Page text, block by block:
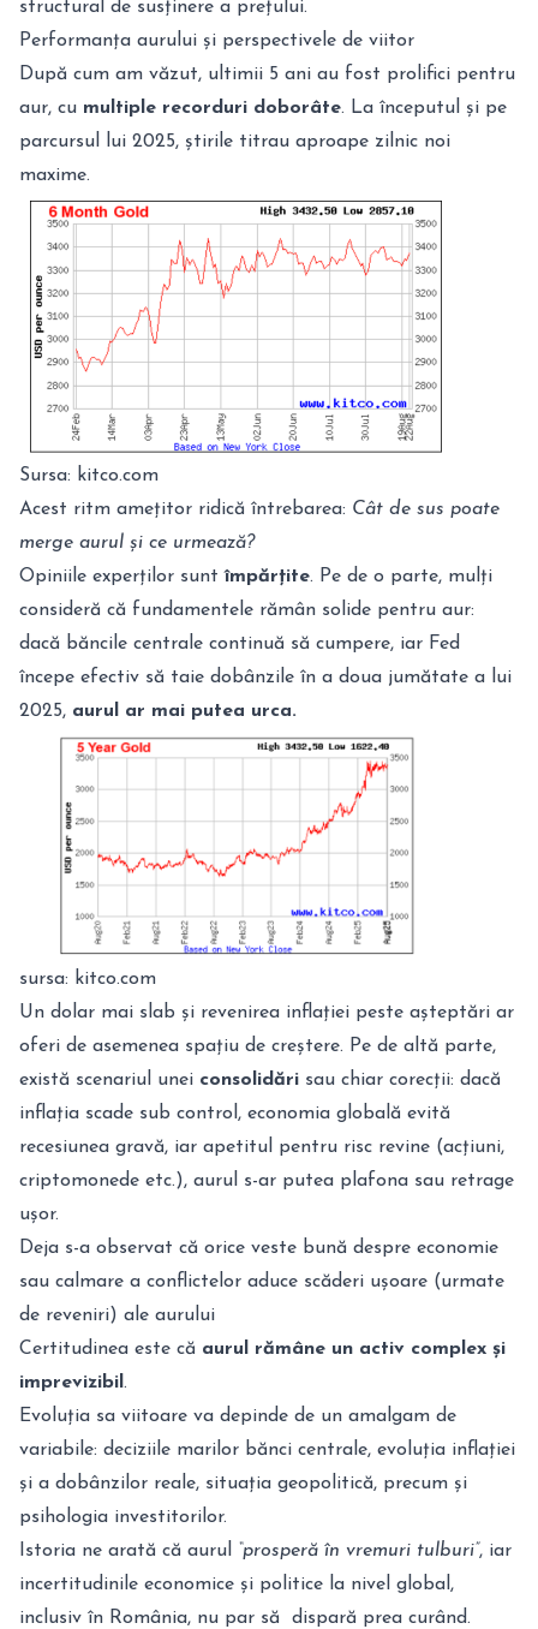
structural de susținere a prețului.
Performanța aurului și perspectivele de viitor
După cum am văzut, ultimii 5 ani au fost prolifici pentru
aur, cu multiple recorduri doborâte. La începutul și pe
parcursul lui 2025, știrile titrau aproape zilnic noi
maxime.
Sursa: kitco.com
Acest ritm amețitor ridică întrebarea: Cât de sus poate
merge aurul și ce urmează?
Opiniile experților suntîmpărțite. Pe de o parte, mulți
consideră că fundamentele rămân solide pentru aur:
dacă băncile centrale continuă să cumpere, iar Fed
începe efectiv să taie dobânzile în a doua jumătate a lui
2025, aurul ar mai putea urca.
sursa: kitco.com
Un dolar mai slab și revenirea inflației peste așteptări ar
oferi de asemenea spațiu de creștere. Pe de altă parte,
există scenariul unei consolidări sau chiar corecții: dacă
inflația scade sub control, economia globală evită
recesiunea gravă, iar apetitul pentru risc revine (acțiuni,
criptomonede etc.), aurul s-ar putea plafona sau retrage
ușor.
Deja s-a observat că orice veste bună despre economie
sau calmare a conflictelor aduce scăderi ușoare (urmate
de reveniri) ale aurului
Certitudinea este că aurul rămâne un activ complex și
imprevizibil .
Evoluția sa viitoare va depinde de un amalgam de
variabile: deciziile marilor bănci centrale, evoluția inflației
și a dobânzilor reale, situația geopolitică, precum și
psihologia investitorilor.
Istoria ne arată că aurul “prosperă în vremuri tulburi”, iar
incertitudinile economice și politice la nivel global,
inclusiv în România, nu par să dispară prea curând.